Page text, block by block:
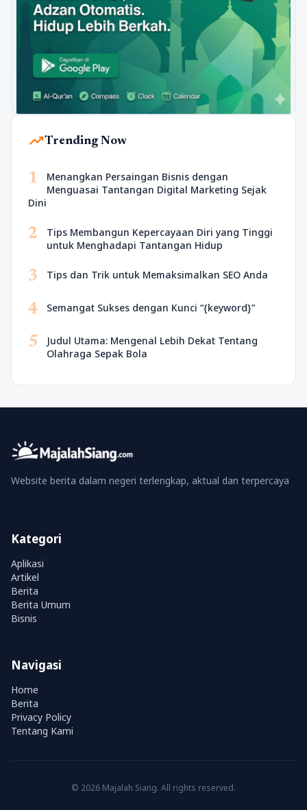
trending_upTrending Now
1
Menangkan Persaingan Bisnis dengan
Menguasai Tantangan Digital Marketing Sejak
Dini
2
Tips Membangun Kepercayaan Diri yang Tinggi
untuk Menghadapi Tantangan Hidup
3 Tips dan Trik untuk Memaksimalkan SEO Anda
4 Semangat Sukses dengan Kunci “{keyword}”
5
Judul Utama: Mengenal Lebih Dekat Tentang
Olahraga Sepak Bola
Website berita dalam negeri terlengkap, aktual dan terpercaya
Kategori
Aplikasi
Artikel
Berita
Berita Umum
Bisnis
Navigasi
Home
Berita
Privacy Policy
Tentang Kami
© 2026 Majalah Siang. All rights reserved.